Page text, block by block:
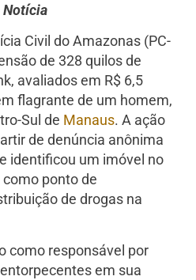
Notícia
Civil do Amazonas (PC-
de 328 quilos de
avaliados em R$ 6,5
flagrante de um homem,
Sul de Manaus. A ação
de denúncia anônima
identificou um imóvel no
ponto de
de drogas na
como responsável por
em sua